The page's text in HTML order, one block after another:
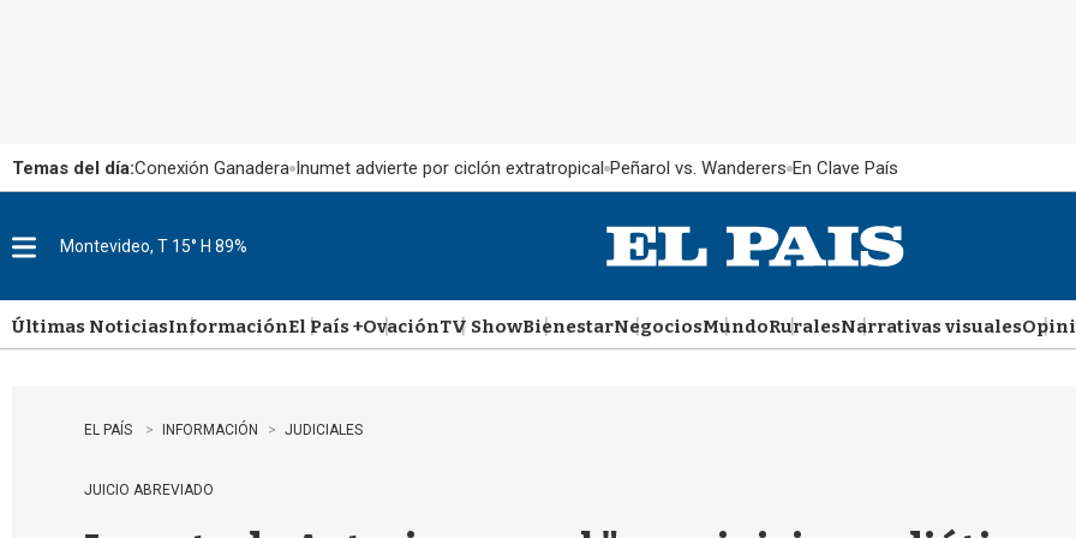
Temas del día:Conexión Ganadera Inumet advierte por ciclón extratropical Peñarol vs. Wanderers En Clave País
u
Montevideo, T 15° H 89%
Últimas NoticiasInformaciónEl País +OvaciónTV ShowBienestarNegociosMundoRuralesNarrativas visuales
EL PAÍS INFORMACIÓN JUDICIALES
JUICIO ABREVIADO